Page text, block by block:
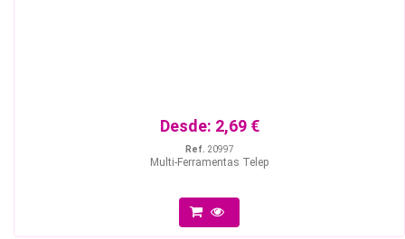
Desde: 2,69 €
Ref. 20997
Multi-Ferramentas Telep